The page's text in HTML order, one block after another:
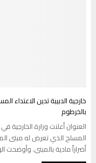
خارجية الدبيبة تدين الاعتداء
بالخرطوم
العنوان أعلنت وزارة الخارجية
المسلح الذي تعرض له مبنى
أضراراً مادية بالمبنى. وأوضحت